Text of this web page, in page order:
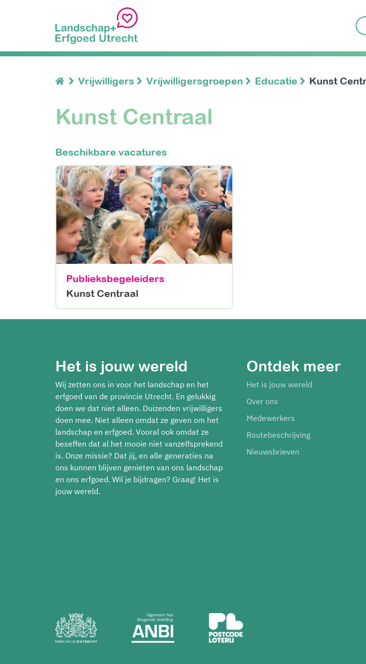
Vrijwilligers Vrijwilligersgroepen Educatie Kunst
Kunst Centraal
Beschikbare vacatures
Publieksbegeleiders
Kunst Centraal
Het is jouw wereld
Wij zetten ons in voor het landschap en het
erfgoed van de provincie Utrecht. En gelukkig
doen we dat niet alleen. Duizenden vrijwilligers
doen mee. Niet alleen omdat ze geven om het
landschap en erfgoed. Vooral ook omdat ze
beseffen dat al het mooie niet vanzelfsprekend
is. Onze missie? Dat jij, en alle generaties na
ons kunnen blijven genieten van ons landschap
en ons erfgoed. Wil je bijdragen? Graag! Het is
jouw wereld.
Ontdek meer
Het is jouw wereld
Over ons
Medewerkers
Routebeschrijving
Nieuwsbrieven